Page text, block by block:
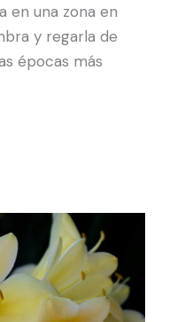
en una zona en
y regarla de
épocas más